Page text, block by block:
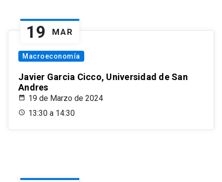
19 MAR
Macroeconomía
Javier Garcia Cicco, Universidad de San
Andres
19 de Marzo de 2024
13:30 a 14:30